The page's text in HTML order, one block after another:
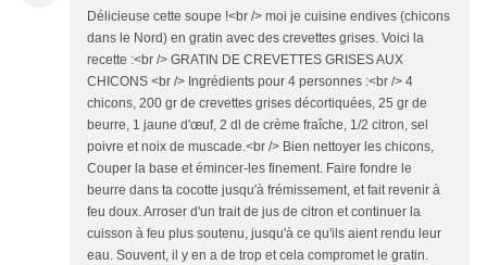
Délicieuse cette soupe !<br /> moi je cuisine endives (chicons
dans le Nord) en gratin avec des crevettes grises. Voici la
recette :<br /> GRATIN DE CREVETTES GRISES AUX
CHICONS <br /> Ingrédients pour 4 personnes :<br /> 4
chicons, 200 gr de crevettes grises décortiquées, 25 gr de
beurre, 1 jaune d'œuf, 2 dl de crème fraîche, 1/2 citron, sel
poivre et noix de muscade.<br /> Bien nettoyer les chicons,
Couper la base et émincer-les finement. Faire fondre le
beurre dans ta cocotte jusqu'à frémissement, et fait revenir à
feu doux. Arroser d'un trait de jus de citron et continuer la
cuisson à feu plus soutenu, jusqu'à ce qu'ils aient rendu leur
eau. Souvent, il y en a de trop et cela compromet le gratin.